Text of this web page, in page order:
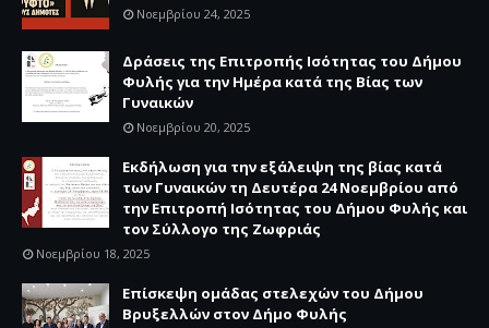
Νοεμβρίου 24, 2025
Δράσεις της Επιτροπής Ισότητας του Δήμου
Φυλής για την Ημέρα κατά της Βίας των
Γυναικών
Νοεμβρίου 20, 2025
Εκδήλωση για την εξάλειψη της βίας κατά
των Γυναικών τη Δευτέρα 24 Νοεμβρίου από
την Επιτροπή Ισότητας του Δήμου Φυλής και
τον Σύλλογο της Ζωφριάς
Νοεμβρίου 18, 2025
Επίσκεψη ομάδας στελεχών του Δήμου
Βρυξελλών στον Δήμο Φυλής